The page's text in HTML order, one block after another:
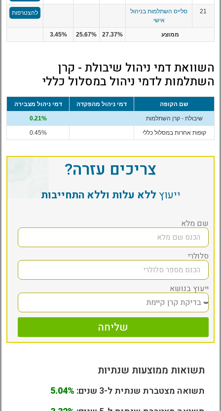
21
סלייס השתלמות בניהול
אישי
להצטרפות
ממוצע 27.37%
25.67%
3.45%
השוואת דמי ניהול שיבולת - קרן
השתלמות לדמי ניהול במסלול כללי
שם הקופה דמי ניהול מהפקדה דמי ניהול מצבירה
שיבולת - קרן השתלמות 0.21%
קופות אחרות במסלול כללי 0.45%
צריכים עזרה?
ייעוץללא עלות וללא התחייבות
שם מלא
סלולרי
ייעוץ בנושא
שליחה
תשואות ממוצעות שנתיות
תשואה מצטברת שנתית ל-3 שנים:
5.04%